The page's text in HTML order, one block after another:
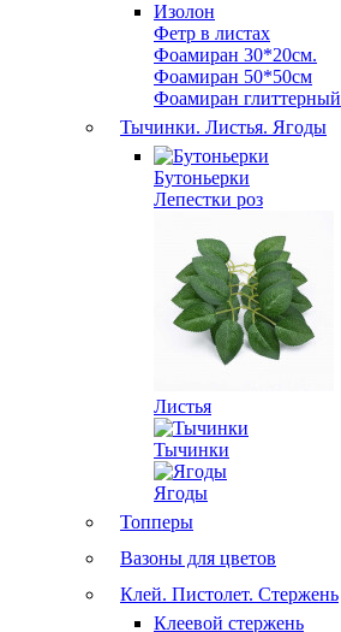
Изолон
Фетр в листах
Фоамиран 30*20см.
Фоамиран 50*50см
Фоамиран глиттерный
Тычинки. Листья. Ягоды
Бутоньерки
Лепестки роз
Листья
Тычинки
Ягоды
Топперы
Вазоны для цветов
Клей. Пистолет. Стержень
Клеевой стержень